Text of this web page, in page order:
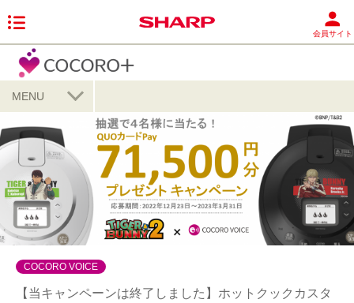
会員サイト
MENU
COCORO VOICE
【当キャンペーンは終了しました】ホットクックカスタ